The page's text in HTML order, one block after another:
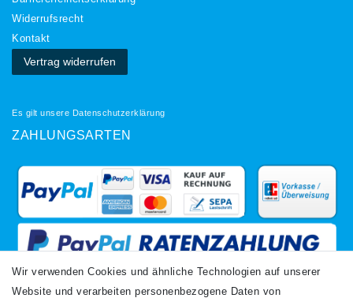
Widerrufs­recht
Kontakt
Vertrag widerrufen
Es gilt unsere Datenschutzerklärung
ZAHLUNGSARTEN
Wir verwenden Cookies und ähnliche Technologien auf unserer
Website und verarbeiten personenbezogene Daten von